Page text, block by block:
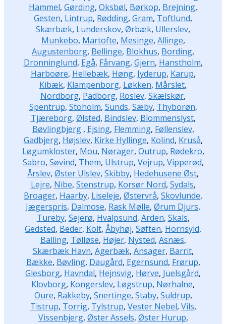
Hammel, Gørding, Oksbøl, Børkop, Brejning,
Gesten, Lintrup, Rødding, Gram, Toftlund,
Skærbæk, Lunderskov, Ørbæk, Ullerslev,
Munkebo, Martofte, Mesinge, Allinge,
Augustenborg, Bellinge, Blokhus, Bording,
Dronninglund, Egå, Fårvang, Gjern, Hanstholm,
Harboøre, Hellebæk, Høng, Jyderup, Karup,
Kibæk, Klampenborg, Løkken, Mårslet,
Nordborg, Padborg, Roslev, Skælskør,
Spentrup, Stoholm, Sunds, Sæby, Thyborøn,
Tjæreborg, Ølsted, Bindslev, Blommenslyst,
Bøvlingbjerg, Ejsing, Flemming, Føllenslev,
Gadbjerg, Højslev, Kirke Hyllinge, Kolind, Kruså,
Løgumkloster, Mou, Nørager, Outrup, Rødekro,
Sabro, Søvind, Them, Ulstrup, Vejrup, Vipperød,
Årslev, Øster Ulslev, Skibby, Hedehusene Øst,
Lejre, Nibe, Stenstrup, Korsør Nord, Sydals,
Broager, Haarby, Liseleje, Østervrå, Skovlunde,
Jægerspris, Dalmose, Rask Mølle, Ørum Djurs,
Tureby, Sejerø, Hvalpsund, Arden, Skals,
Gedsted, Beder, Kolt, Åbyhøj, Søften, Hornsyld,
Balling, Tølløse, Højer, Nysted, Asnæs,
Skærbæk Havn, Agerbæk, Ansager, Barrit,
Bække, Bøvling, Daugård, Egernsund, Frørup,
Glesborg, Havndal, Hejnsvig, Hørve, Juelsgård,
Klovborg, Kongerslev, Løgstrup, Nørhalne,
Oure, Rakkeby, Snertinge, Staby, Suldrup,
Tistrup, Torrig, Tylstrup, Vester Nebel, Vils,
Vissenbjerg, Øster Assels, Øster Hurup,